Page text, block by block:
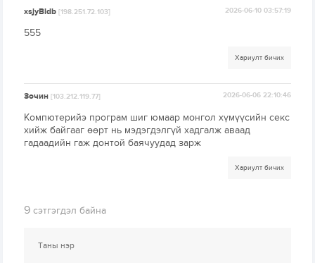
xsjyBldb[198.251.72.103] 2026-06-10 03:57:19
555
Хариулт бичих
Зочин[103.212.119.77] 2026-06-06 22:10:46
Компютерийэ програм шиг юмаар монгол хүмүүсийн секс
хийж байгааг өөрт нь мэдэгдэлгүй хадгалж аваад
гадаадийн гаж донтой баячуудад зарж
Хариулт бичих
9 сэтгэгдэл байна